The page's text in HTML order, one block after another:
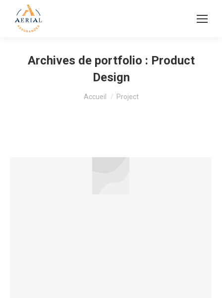
Archives de portfolio : Product
Design
Vous êtes ici :
Accueil Project